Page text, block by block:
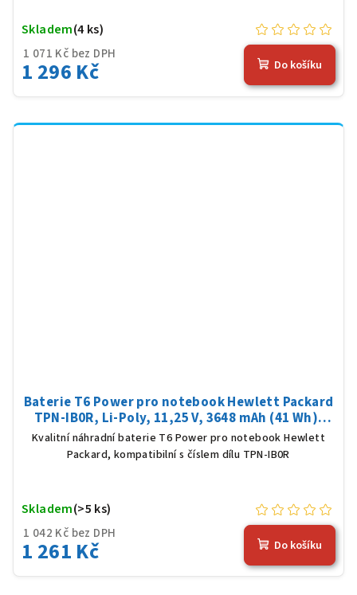
1 071 Kč bez DPH
1 296 Kč
Skladem(4 ks)
Do košíku
Baterie T6 Power pro notebook Hewlett Packard
TPN-IB0R, Li-Poly, 11,25 V, 3648 mAh (41 Wh),
černá
Kvalitní náhradní baterie T6 Power pro notebook Hewlett
Packard, kompatibilní s číslem dílu TPN-IB0R
1 042 Kč bez DPH
1 261 Kč
Skladem(>5 ks)
Do košíku